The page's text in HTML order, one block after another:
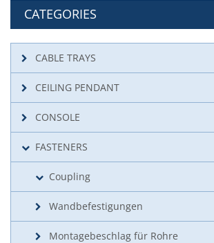
CATEGORIES
CABLE TRAYS
CEILING PENDANT
CONSOLE
FASTENERS
Coupling
Wandbefestigungen
Montagebeschlag für Rohre